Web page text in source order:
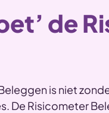
de
is niet
De Risicometer